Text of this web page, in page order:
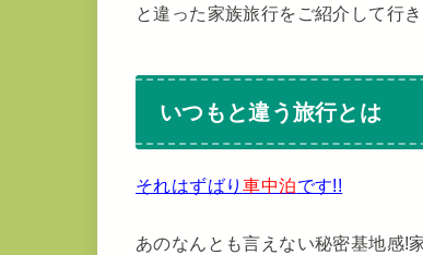
と違った家族旅行をご紹介して行き
いつもと違う旅行とは
それはずばり車中泊です!!
あのなんとも言えない秘密基地感!